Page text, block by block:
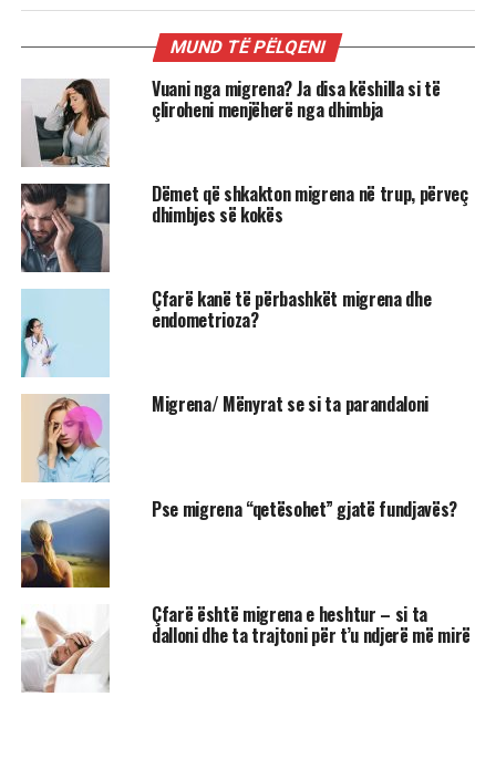
MUND TË PËLQENI
Vuani nga migrena? Ja disa këshilla si të
çliroheni menjëherë nga dhimbja
Dëmet që shkakton migrena në trup, përveç
dhimbjes së kokës
Çfarë kanë të përbashkët migrena dhe
endometrioza?
Migrena/ Mënyrat se si ta parandaloni
Pse migrena “qetësohet” gjatë fundjavës?
Çfarë është migrena e heshtur – si ta
dalloni dhe ta trajtoni për t’u ndjerë më mirë